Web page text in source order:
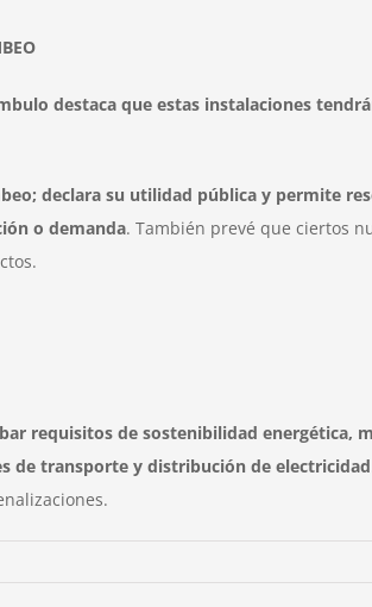
destaca que estas instalaciones
declara su utilidad pública y permite
o demanda. También prevé que ciertos
requisitos de sostenibilidad energética,
de transporte y distribución de electricidad